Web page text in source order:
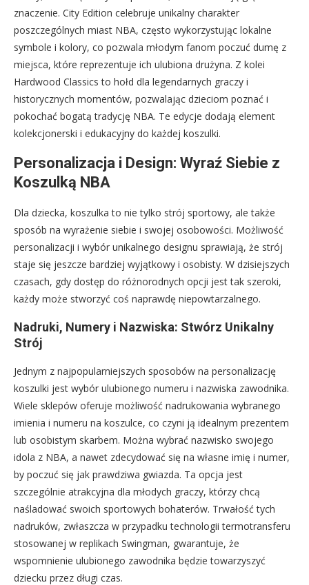
znaczenie. City Edition celebruje unikalny charakter
poszczególnych miast NBA, często wykorzystując lokalne
symbole i kolory, co pozwala młodym fanom poczuć dumę z
miejsca, które reprezentuje ich ulubiona drużyna. Z kolei
Hardwood Classics to hołd dla legendarnych graczy i
historycznych momentów, pozwalając dzieciom poznać i
pokochać bogatą tradycję NBA. Te edycje dodają element
kolekcjonerski i edukacyjny do każdej koszulki.
Personalizacja i Design: Wyraź Siebie z
Koszulką NBA
Dla dziecka, koszulka to nie tylko strój sportowy, ale także
sposób na wyrażenie siebie i swojej osobowości. Możliwość
personalizacji i wybór unikalnego designu sprawiają, że strój
staje się jeszcze bardziej wyjątkowy i osobisty. W dzisiejszych
czasach, gdy dostęp do różnorodnych opcji jest tak szeroki,
każdy może stworzyć coś naprawdę niepowtarzalnego.
Nadruki, Numery i Nazwiska: Stwórz Unikalny
Strój
Jednym z najpopularniejszych sposobów na personalizację
koszulki jest wybór ulubionego numeru i nazwiska zawodnika.
Wiele sklepów oferuje możliwość nadrukowania wybranego
imienia i numeru na koszulce, co czyni ją idealnym prezentem
lub osobistym skarbem. Można wybrać nazwisko swojego
idola z NBA, a nawet zdecydować się na własne imię i numer,
by poczuć się jak prawdziwa gwiazda. Ta opcja jest
szczególnie atrakcyjna dla młodych graczy, którzy chcą
naśladować swoich sportowych bohaterów. Trwałość tych
nadruków, zwłaszcza w przypadku technologii termotransferu
stosowanej w replikach Swingman, gwarantuje, że
wspomnienie ulubionego zawodnika będzie towarzyszyć
dziecku przez długi czas.